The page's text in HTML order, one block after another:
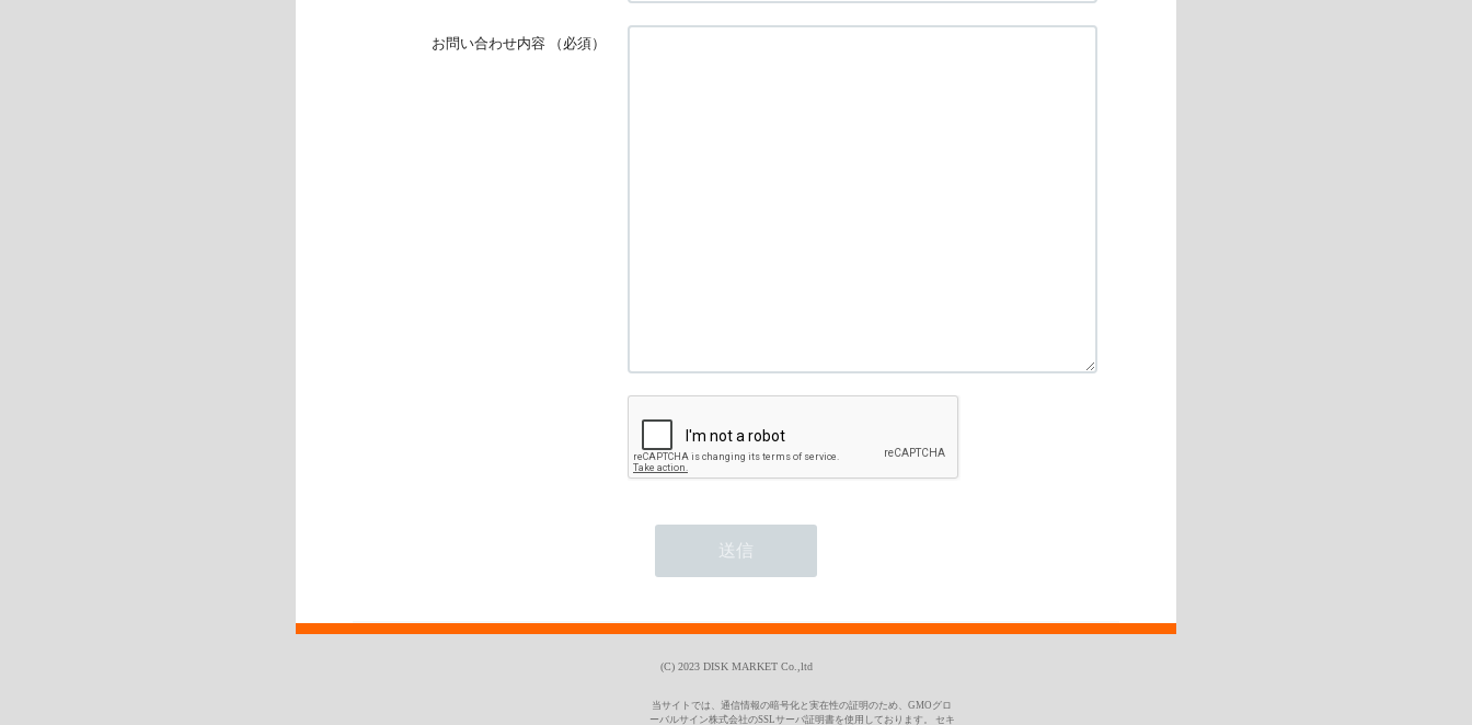
お問い合わせ内容 （必須）
(C) 2023 DISK MARKET Co.,ltd
当サイトでは、通信情報の暗号化と実在性の証明のため、GMOグロ
ーバルサイン株式会社のSSLサーバ証明書を使用しております。 セキ